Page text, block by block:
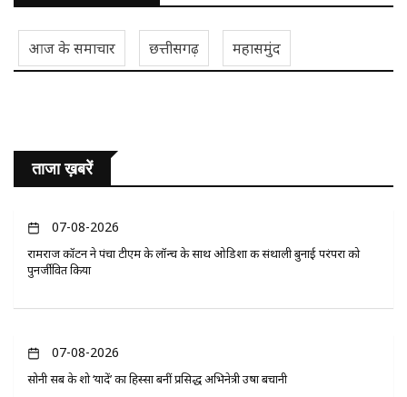
आज के समाचार छत्तीसगढ़ महासमुंद
ताजा ख़बरें
07-08-2026
रामराज कॉटन ने पंचा टीएम के लॉन्च के साथ ओडिशा की संथाली बुनाई परंपरा को
पुनर्जीवित किया
07-08-2026
सोनी सब के शो ‘यादें’ का हिस्सा बनीं प्रसिद्ध अभिनेत्री उषा बचानी